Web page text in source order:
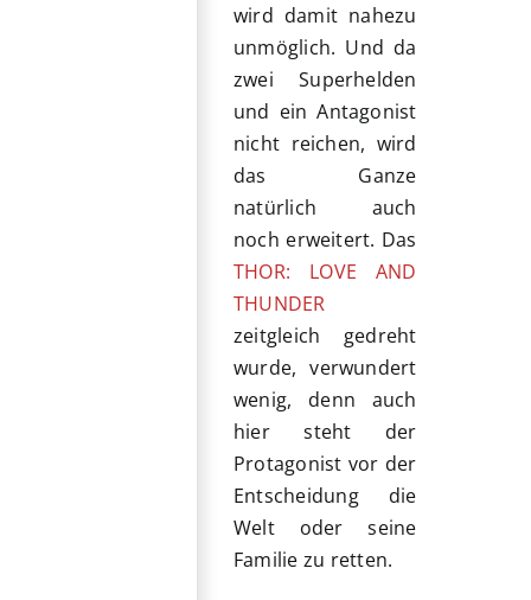
wird damit nahezu
unmöglich. Und da
zwei Superhelden
und ein Antagonist
nicht reichen, wird
das Ganze
natürlich auch
noch erweitert. Das
THOR: LOVE AND
THUNDER
zeitgleich gedreht
wurde, verwundert
wenig, denn auch
hier steht der
Protagonist vor der
Entscheidung die
Welt oder seine
Familie zu retten.